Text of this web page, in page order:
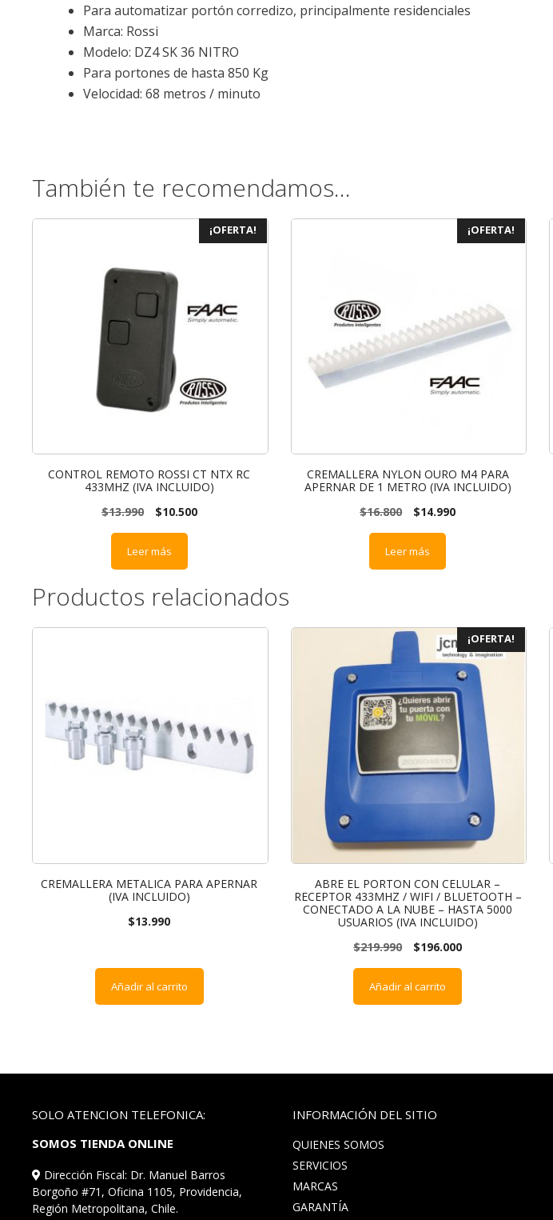
Para automatizar portón corredizo, principalmente residenciales
Marca: Rossi
Modelo: DZ4 SK 36 NITRO
Para portones de hasta 850 Kg
Velocidad: 68 metros / minuto
También te recomendamos…
¡OFERTA!
CONTROL REMOTO ROSSI CT NTX RC
433MHZ (IVA INCLUIDO)
$13.990 $10.500
Leer más
¡OFERTA!
CREMALLERA NYLON OURO M4 PARA
APERNAR DE 1 METRO (IVA INCLUIDO)
$16.800 $14.990
Leer más
Productos relacionados
CREMALLERA METALICA PARA APERNAR
(IVA INCLUIDO)
$13.990
Añadir al carrito
¡OFERTA!
ABRE EL PORTON CON CELULAR –
RECEPTOR 433MHZ / WIFI / BLUETOOTH –
CONECTADO A LA NUBE – HASTA 5000
USUARIOS (IVA INCLUIDO)
$219.990 $196.000
Añadir al carrito
SOLO ATENCION TELEFONICA:
SOMOS TIENDA ONLINE
Dirección Fiscal: Dr. Manuel Barros
Borgoño #71, Oficina 1105, Providencia,
Región Metropolitana, Chile.
INFORMACIÓN DEL SITIO
QUIENES SOMOS
SERVICIOS
MARCAS
GARANTÍA